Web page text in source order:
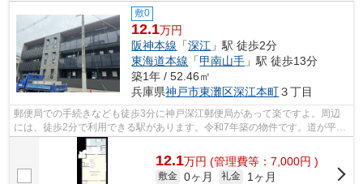
敷0
12.1万円
阪神本線 「深江 」駅 徒歩2分
東海道本線 「甲南山手 」駅 徒歩13分
築1年 / 52.46㎡
兵庫県神戸市東灘区深江本町３丁目
郵便局での手続きなども徒歩3分に神戸深江郵便局があって楽ですよ。周辺
には、徒歩2分で利用できる駅があります。令和7年築の物件です。道が平坦
だと買い物も快適にできますね。できる...
12.1万円 (管理費等：7,000円 )
敷金 0ヶ月 礼金
1ヶ月